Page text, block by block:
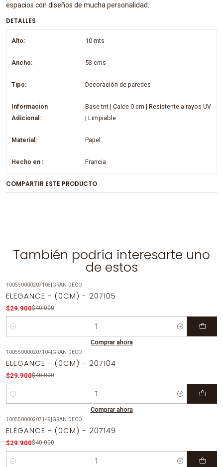
espacios con diseños de mucha personalidad.
DETALLES
Alto: 10 mts
Ancho: 53 cms
Tipo: Decoración de paredes
Información
Adicional:
Base tnt | Calce 0 cm | Resistente a rayos UV
| Limpiable
Material: Papel
Hecho en : Francia
COMPARTIR ESTE PRODUCTO
También podría interesarte uno
de estos
100550000207105|GRAN DECO
ELEGANCE - (0CM) - 207105
$29.900$40.000
Cantidad
Comprar ahora
100550000207104|GRAN DECO
ELEGANCE - (0CM) - 207104
$29.900$40.000
Cantidad
Comprar ahora
100550000207149|GRAN DECO
ELEGANCE - (0CM) - 207149
$29.900$40.000